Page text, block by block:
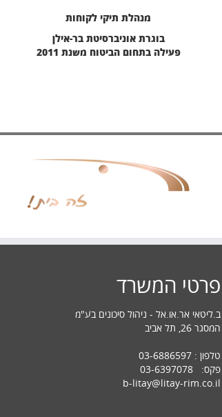
מנהלת תיקי לקוחות
בוגרת אוניברסיטת בר-אילן
פעילה בתחום הביטוח משנת 2011
פרטי המשרד
ב.ליטאי אר.או.אל - ניהול סיכונים בע"מ
המסגר 26, תל אביב
טלפון : 03-6886597
פקס: 03-6397078
b-litay@litay-rim.co.il